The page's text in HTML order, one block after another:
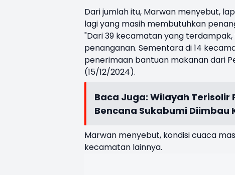
Dari jumlah itu, Marwan menyebut,
lagi yang masih membutuhkan
"Dari 39 kecamatan yang
penanganan. Sementara di 14
penerimaan bantuan makanan dari
(15/12/2024).
Baca Juga: Wilayah Terisolir
Bencana Sukabumi Diimbau
Marwan menyebut, kondisi cuaca
kecamatan lainnya.